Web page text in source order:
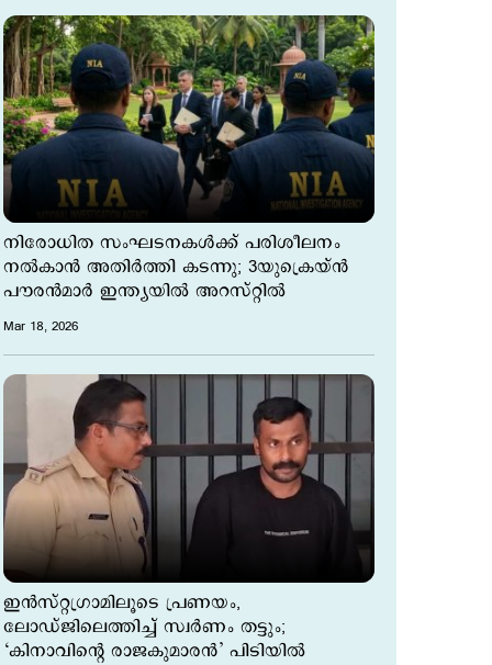
നിരോധിത സംഘടനകള്‍ക്ക് പരിശീലനം
നല്‍കാന്‍ അതിര്‍ത്തി കടന്നു; 3യുക്രെയ്ന്‍
പൗരന്‍മാര്‍ ഇന്ത്യയില്‍ അറസ്റ്റില്‍
Mar 18, 2026
ഇന്‍സ്റ്റഗ്രാമിലൂടെ പ്രണയം,
ലോഡ്ജിലെത്തിച്ച് സ്വര്‍ണം തട്ടും;
‘കിനാവിന്‍റെ രാജകുമാരന്‍’ പിടിയിൽ